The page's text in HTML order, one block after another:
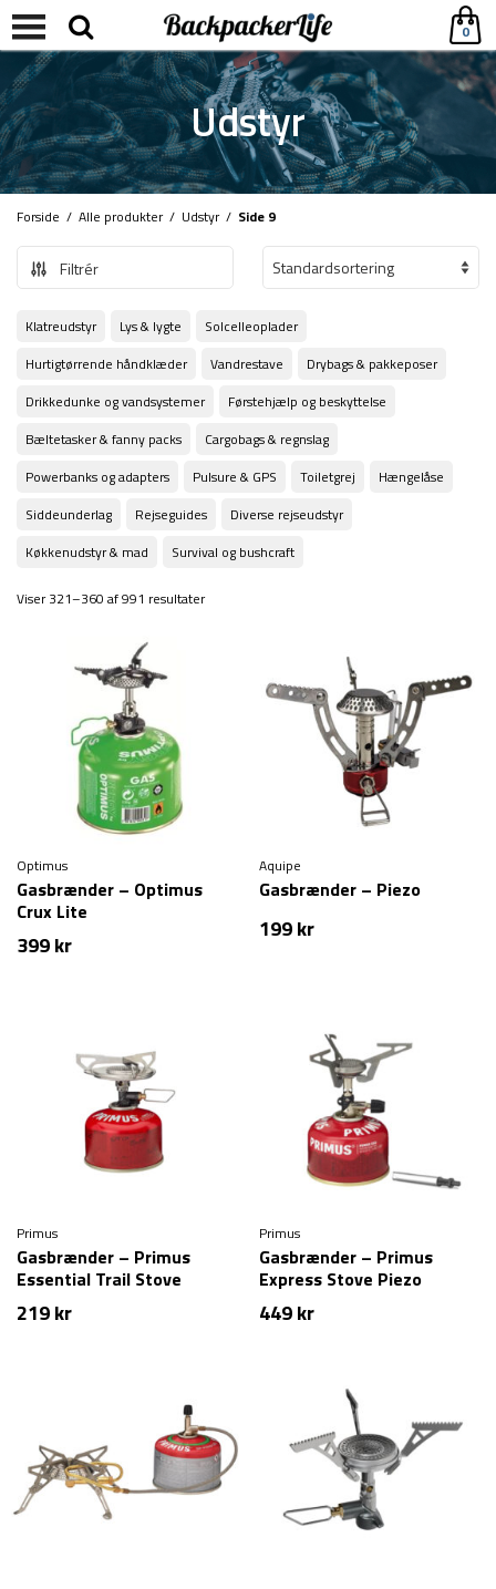
0
Udstyr
Forside / Alle produkter/ Udstyr/ Side 9
Filtrér
Klatreudstyr Lys & lygte
Solcelleoplader
Hurtigtørrende håndklæder
Vandrestave
Drybags & pakkeposer
Drikkedunke og vandsystemer
Førstehjælp og beskyttelse
Bæltetasker & fanny packs
Cargobags & regnslag
Powerbanks og adapters
Pulsure & GPS Toiletgrej
Hængelåse
Siddeunderlag
Rejseguides
Diverse rejseudstyr
Køkkenudstyr & mad
Survival og bushcraft
Viser 321–360 af 991 resultater
Optimus
Gasbrænder – Optimus
Crux Lite
399kr
Aquipe
Gasbrænder – Piezo
199kr
Primus
Gasbrænder – Primus
Essential Trail Stove
219kr
Primus
Gasbrænder – Primus
Express Stove Piezo
449kr